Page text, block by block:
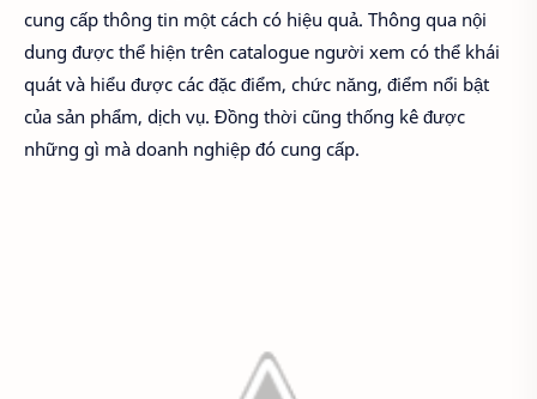
cung cấp thông tin một cách có hiệu quả. Thông qua nội
dung được thể hiện trên catalogue người xem có thể khái
quát và hiểu được các đặc điểm, chức năng, điểm nổi bật
của sản phẩm, dịch vụ. Đồng thời cũng thống kê được
những gì mà doanh nghiệp đó cung cấp.